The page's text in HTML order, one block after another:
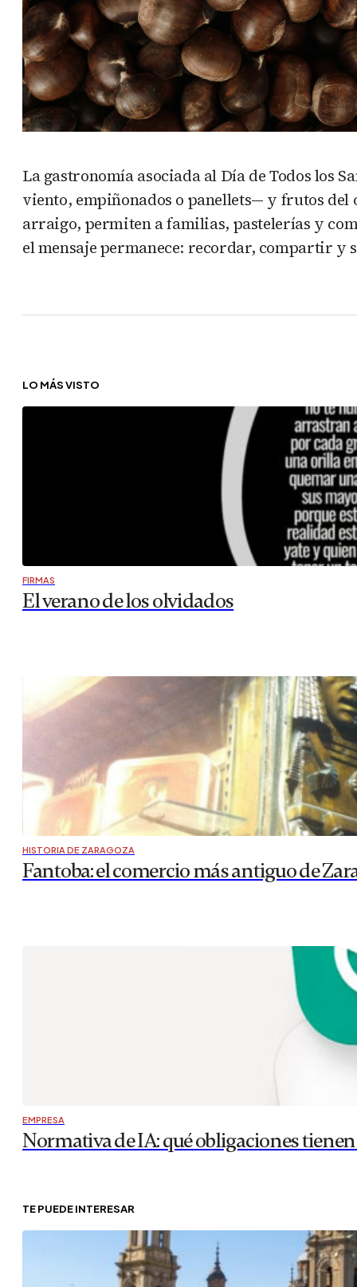
La gastronomía asociada al Día de Todos los
viento, empiñonados o panellets— y frutos del
arraigo, permiten a familias, pastelerías y
el mensaje permanece: recordar, compartir y
LO MÁS VISTO
FIRMAS
El verano de los olvidados
HISTORIA DE ZARAGOZA
Fantoba: el comercio más antiguo de
EMPRESA
Normativa de IA: qué obligaciones
TE PUEDE INTERESAR